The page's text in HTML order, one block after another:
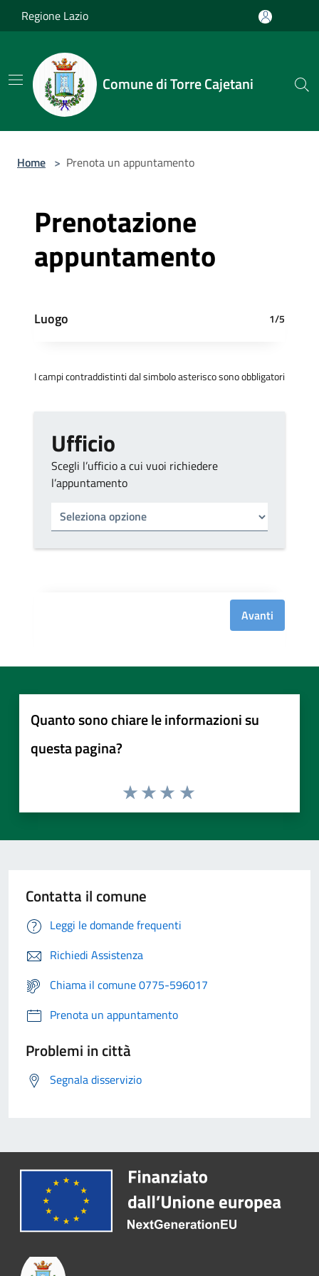
Salta al contenuto principale
Regione Lazio
Comune di Torre Cajetani
Home > Prenota un appuntamento
Prenotazione
appuntamento
Luogo 1/5
I campi contraddistinti dal simbolo asterisco sono obbligatori
Ufficio
Scegli l’ufficio a cui vuoi richiedere
l’appuntamento
Tipo di ufficio
Avanti
Quanto sono chiare le informazioni su
questa pagina?
Contatta il comune
Leggi le domande frequenti
Richiedi Assistenza
Chiama il comune 0775-596017
Prenota un appuntamento
Problemi in città
Segnala disservizio